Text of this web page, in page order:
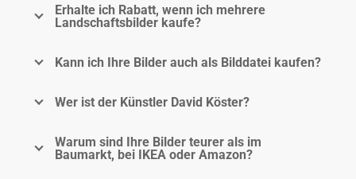
Erhalte ich Rabatt, wenn ich mehrere
Landschaftsbilder kaufe?
Kann ich Ihre Bilder auch als Bilddatei kaufen?
Wer ist der Künstler David Köster?
Warum sind Ihre Bilder teurer als im
Baumarkt, bei IKEA oder Amazon?